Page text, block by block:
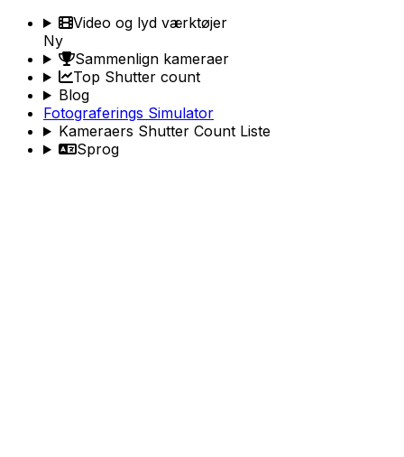
Video og lyd værktøjer
Ny
Sammenlign kameraer
Top Shutter count
Blog
Fotograferings Simulator
Kameraers Shutter Count Liste
Sprog